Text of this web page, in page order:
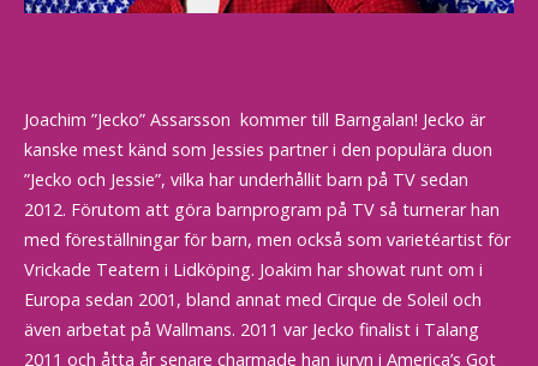
Joachim ”Jecko” Assarsson kommer till Barngalan! Jecko är
kanske mest känd som Jessies partner i den populära duon
”Jecko och Jessie”, vilka har underhållit barn på TV sedan
2012. Förutom att göra barnprogram på TV så turnerar han
med föreställningar för barn, men också som varietéartist för
Vrickade Teatern i Lidköping. Joakim har showat runt om i
Europa sedan 2001, bland annat med Cirque de Soleil och
även arbetat på Wallmans. 2011 var Jecko finalist i Talang
2011 och åtta år senare charmade han juryn i America’s Got